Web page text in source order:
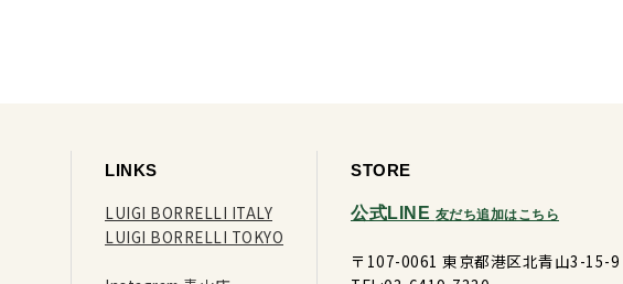
LINKS
LUIGI BORRELLI ITALY
LUIGI BORRELLI TOKYO
STORE
公式LINE 友だち追加はこちら
〒107-0061 東京都港区北青山3-15-9